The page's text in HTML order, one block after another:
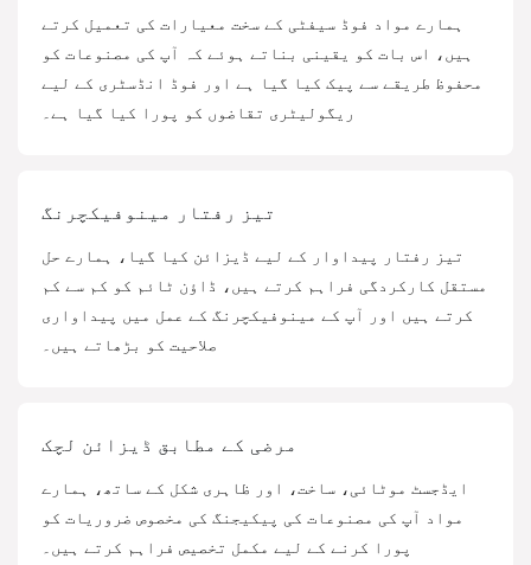
ہمارے مواد فوڈ سیفٹی کے سخت معیارات کی تعمیل کرتے
ہیں، اس بات کو یقینی بناتے ہوئے کہ آپ کی مصنوعات کو
محفوظ طریقے سے پیک کیا گیا ہے اور فوڈ انڈسٹری کے لیے
ریگولیٹری تقاضوں کو پورا کیا گیا ہے۔
تیز رفتار مینوفیکچرنگ
تیز رفتار پیداوار کے لیے ڈیزائن کیا گیا، ہمارے حل
مستقل کارکردگی فراہم کرتے ہیں، ڈاؤن ٹائم کو کم سے کم
کرتے ہیں اور آپ کے مینوفیکچرنگ کے عمل میں پیداواری
صلاحیت کو بڑھاتے ہیں۔
مرضی کے مطابق ڈیزائن لچک
ایڈجسٹ موٹائی، ساخت، اور ظاہری شکل کے ساتھ، ہمارے
مواد آپ کی مصنوعات کی پیکیجنگ کی مخصوص ضروریات کو
پورا کرنے کے لیے مکمل تخصیص فراہم کرتے ہیں۔